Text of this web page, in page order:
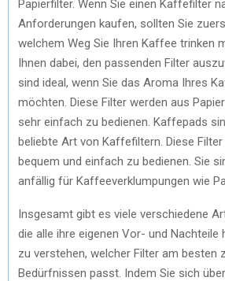
Papierfilter. Wenn Sie einen Kaffefilter
Anforderungen kaufen, sollten Sie
welchem Weg Sie Ihren Kaffee trinken
Ihnen dabei, den passenden Filter
sind ideal, wenn Sie das Aroma Ihres
möchten. Diese Filter werden aus
sehr einfach zu bedienen. Kaffepads
beliebte Art von Kaffefiltern. Diese
bequem und einfach zu bedienen. Sie
anfällig für Kaffeeverklumpungen wie
Insgesamt gibt es viele verschiedene
die alle ihre eigenen Vor- und Nachteile
zu verstehen, welcher Filter am besten
Bedürfnissen passt. Indem Sie sich